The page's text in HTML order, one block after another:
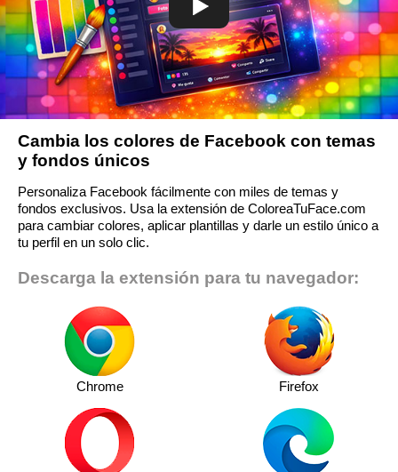
Cambia los colores de Facebook con temas
y fondos únicos
Personaliza Facebook fácilmente con miles de temas y
fondos exclusivos. Usa la extensión de ColoreaTuFace.com
para cambiar colores, aplicar plantillas y darle un estilo único a
tu perfil en un solo clic.
Descarga la extensión para tu navegador:
Chrome Firefox